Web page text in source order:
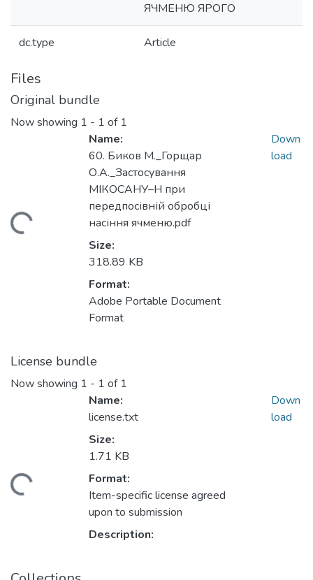
ЯЧМЕНЮ ЯРОГО
dc.type Article
Files
Original bundle
Now showing 1 - 1 of 1
Loading...
Name:
60. Биков М._Горщар
О.А._Застосування
МІКОСАНУ–Н при
передпосівній обробці
насіння ячменю.pdf
Size:
318.89 KB
Format:
Adobe Portable Document
Format
Down
load
License bundle
Now showing 1 - 1 of 1
Loading...
Name:
license.txt
Size:
1.71 KB
Format:
Item-specific license agreed
upon to submission
Description:
Down
load